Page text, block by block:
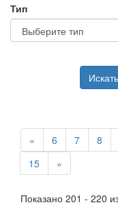
Тип
Искать
« 6 7 8
15
»
Показано 201 - 220